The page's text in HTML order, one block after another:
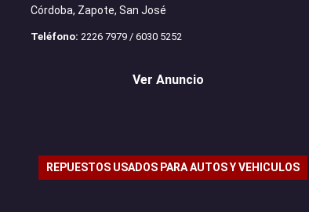
Córdoba, Zapote, San José
Teléfono: 2226 7979 / 6030 5252
Ver Anuncio
REPUESTOS USADOS PARA AUTOS Y VEHICULOS